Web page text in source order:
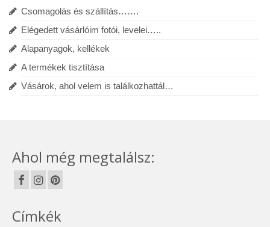
Csomagolás és szállítás…….
Elégedett vásárlóim fotói, levelei…..
Alapanyagok, kellékek
A termékek tisztítása
Vásárok, ahol velem is találkozhattál…
Ahol még megtalálsz:
Címkék